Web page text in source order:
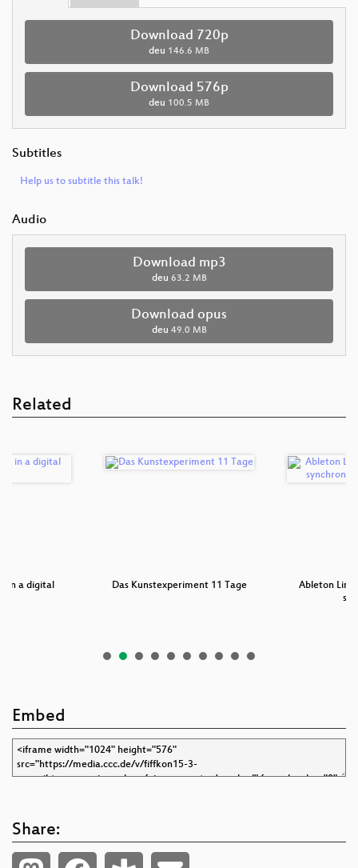
Download 720p
deu 146.6 MB
Download 576p
deu 100.5 MB
Subtitles
Help us to subtitle this talk!
Audio
Download mp3
deu 63.2 MB
Download opus
deu 49.0 MB
Related
in a digital
Das Kunstexperiment 11 Tage
Ableton Link
Embed
Share: